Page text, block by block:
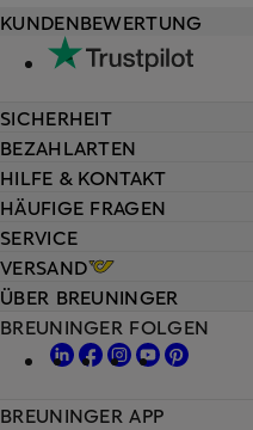
HILFE & KONTAKT
HÄUFIGE FRAGEN
SERVICE
VERSAND
KUNDENBEWERTUNG
SICHERHEIT
BEZAHLARTEN
ÜBER BREUNINGER
BREUNINGER FOLGEN
BREUNINGER APP